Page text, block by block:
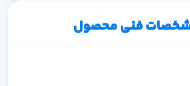
فنی محصول